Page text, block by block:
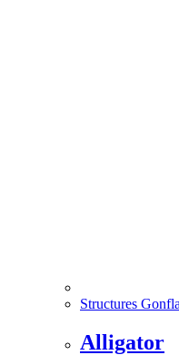
Structures
Alligator